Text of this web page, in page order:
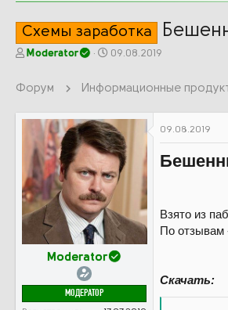
Схемы заработка
А
о
Moderator
Д
а
а
ч
а
а
09.08.2019
Форум Информационные
Moderator
МОДЕРАТОР
09.08.2019
Взято из
По отзывам
Скачать: